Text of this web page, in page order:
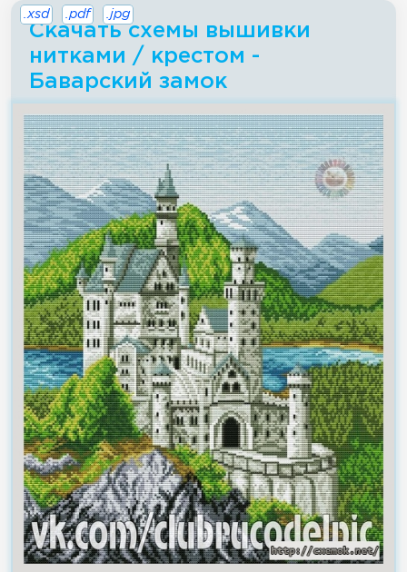
Скачать схемы вышивки
нитками / крестом -
Баварский замок
.xsd .pdf .jpg